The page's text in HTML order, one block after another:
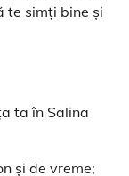
te simți bine și
ta în Salina
și de vreme;